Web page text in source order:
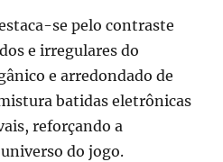
se pelo contraste
e irregulares do
e arredondado de
batidas eletrônicas
reforçando a
do jogo.